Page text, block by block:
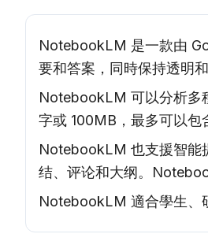
NotebookLM 是一款由
要和答案，同時保持透明和
NotebookLM 可以分析多
字或 100MB，最多可以包
NotebookLM 也支援智能
结、评论和大纲。
NotebookLM 適合學生、